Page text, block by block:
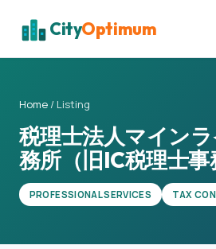
CityOptimum
Home / Listing
税理士法人マイン
務所（旧IC税理士事
PROFESSIONAL SERVICES TAX